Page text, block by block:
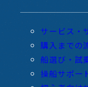
サービス・
購入までの
船選び・試
操船サポー